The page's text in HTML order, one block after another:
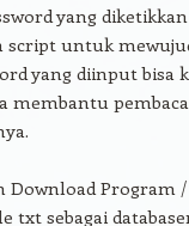
yang
script untuk
yang diinput
membantu
Download Program
txt sebagai